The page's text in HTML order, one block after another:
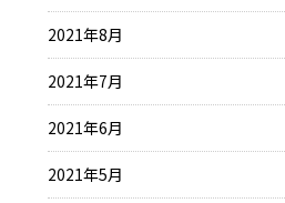
2021年8月
2021年7月
2021年6月
2021年5月